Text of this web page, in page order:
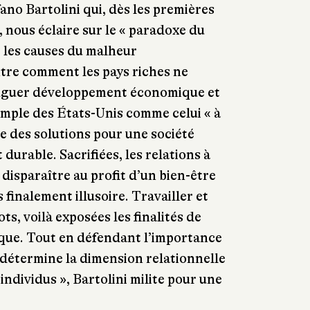
Bartolini qui, dès les premières
éclaire sur le « paradoxe du
causes du malheur
comment les pays riches ne
développement économique et
des États-Unis comme celui « à
des solutions pour une société
Sacrifiées, les relations à
au profit d’un bien-être
finalement illusoire. Travailler et
voilà exposées les finalités de
Tout en défendant l’importance
détermine la dimension relationnelle
», Bartolini milite pour une